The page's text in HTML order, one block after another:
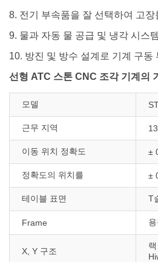
8. 전기 부속품을 잘 선택하여 고
9. 물과 자동 물 공급 및 냉각 시스
10. 방진 및 방수 설계로 기계 구동
선형 ATC 스톤 CNC 조각 기계의
모델
근무 지역
이동 위치 정확도 ±
정확도의 위치를 ±
테이블 표면 T
Frame
X, Y 구조